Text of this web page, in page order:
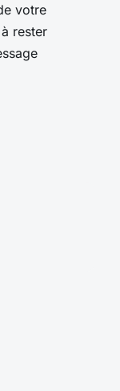
votre
rester